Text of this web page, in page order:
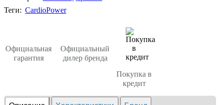
Теги: CardioPower
Официальная
гарантия
Официальный
дилер бренда
Покупка в
кредит